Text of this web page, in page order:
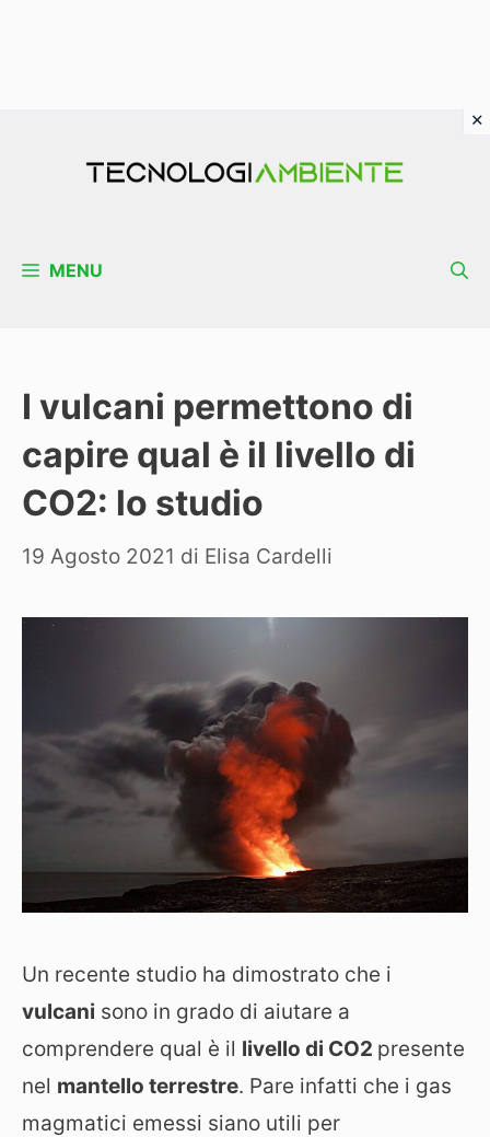
MENU
I vulcani permettono di
capire qual è il livello di
CO2: lo studio
19 Agosto 2021 di Elisa Cardelli
Un recente studio ha dimostrato che i
vulcani sono in grado di aiutare a
comprendere qual è il livello di CO2 presente
nel mantello terrestre. Pare infatti che i gas
magmatici emessi siano utili per